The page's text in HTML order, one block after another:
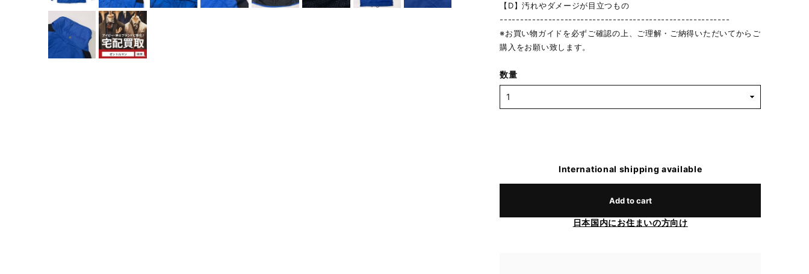
【D】汚れやダメージが目立つもの
---------------------------------------------------------
※お買い物ガイドを必ずご確認の上、ご理解・ご納得いただいてからご
購入をお願い致します。
数量
International shipping available
Add to cart
日本国内にお住まいの方向け